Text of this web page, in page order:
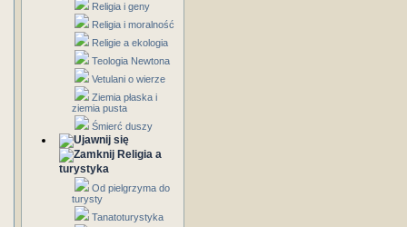
Religia i geny
Religia i moralność
Religie a ekologia
Teologia Newtona
Vetulani o wierze
Ziemia płaska i
ziemia pusta
Śmierć duszy
Religia a
turystyka
Od pielgrzyma do
turysty
Tanatoturystyka